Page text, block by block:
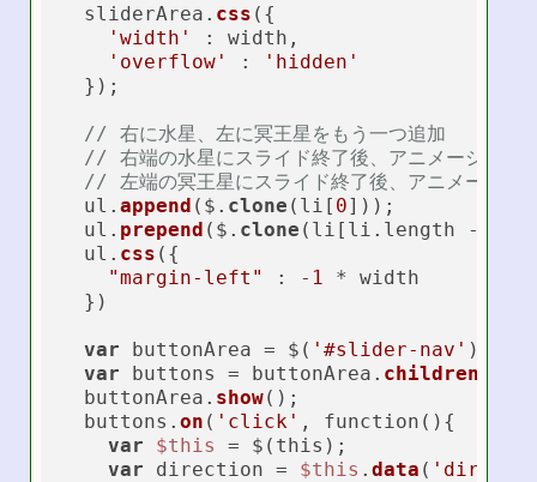
  sliderArea.
css ({
'width'
: width,
'overflow'
:
'hidden'
  });
// 右に水星、左に冥王星をもう一つ追加
// 右端の水星にスライド終了後、アニメーション
// 左端の冥王星にスライド終了後、アニメーショ
  ul.
append ($. clone (li[ 0]));
  ul.
prepend ($. clone (li[li.length -
  ul.
css ({
"margin-left"
: - 1 * width
  })
var buttonArea = $( '#slider-nav' );
var buttons = buttonArea. children
  buttonArea.
show();
  buttons.
on ( 'click' , function(){
var
$this
= $(this);
var direction = $this . data ( 'dir'